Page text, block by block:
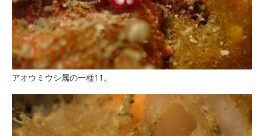
アオウミウシ属の一種11。